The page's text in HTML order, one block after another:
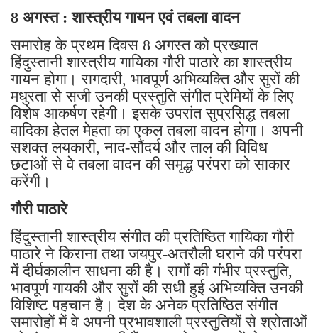
8 अगस्त : शास्त्रीय गायन एवं तबला वादन
समारोह के प्रथम दिवस 8 अगस्त को प्रख्यात
हिंदुस्तानी शास्त्रीय गायिका गौरी पाठारे का शास्त्रीय
गायन होगा। रागदारी, भावपूर्ण अभिव्यक्ति और सुरों की
मधुरता से सजी उनकी प्रस्तुति संगीत प्रेमियों के लिए
विशेष आकर्षण रहेगी। इसके उपरांत सुप्रसिद्ध तबला
वादिका हेतल मेहता का एकल तबला वादन होगा। अपनी
सशक्त लयकारी, नाद-सौंदर्य और ताल की विविध
छटाओं से वे तबला वादन की समृद्ध परंपरा को साकार
करेंगी।
गौरी पाठारे
हिंदुस्तानी शास्त्रीय संगीत की प्रतिष्ठित गायिका गौरी
पाठारे ने किराना तथा जयपुर-अतरौली घराने की परंपरा
में दीर्घकालीन साधना की है। रागों की गंभीर प्रस्तुति,
भावपूर्ण गायकी और सुरों की सधी हुई अभिव्यक्ति उनकी
विशिष्ट पहचान है। देश के अनेक प्रतिष्ठित संगीत
समारोहों में वे अपनी प्रभावशाली प्रस्तुतियों से श्रोताओं